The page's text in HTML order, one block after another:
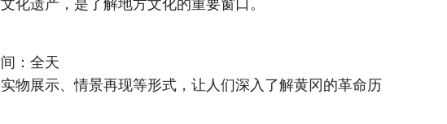
：全天
物展示、情景再现等形式，让人们深入了解黄冈的革命历